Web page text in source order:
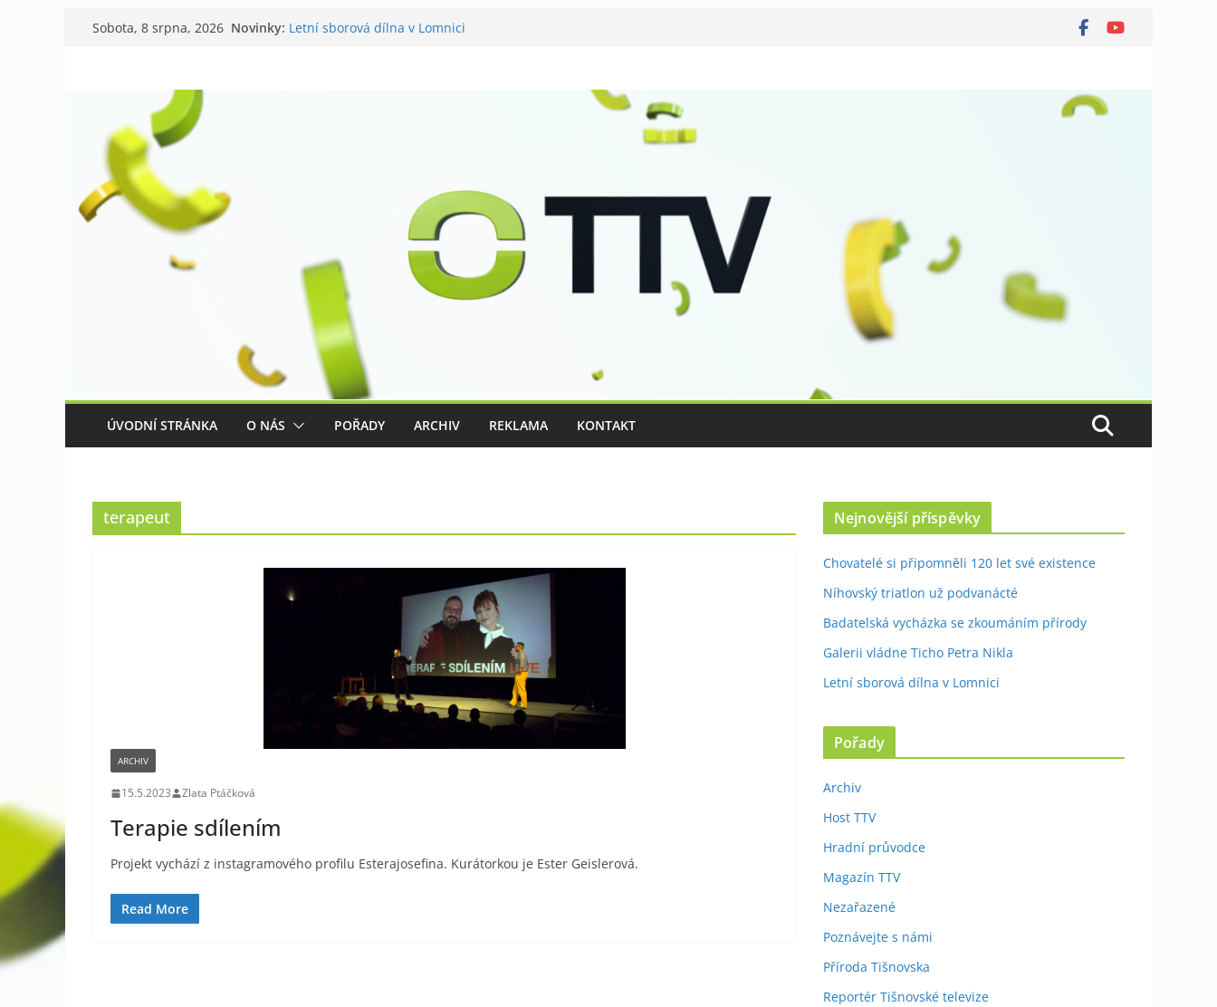
Přeskočit
Sobota, 8 srpna, 2026 Novinky: Letní sborová dílna v Lomnici
ÚVODNÍ STRÁNKA O NÁS POŘADY ARCHIV REKLAMA KONTAKT
terapeut
ARCHIV
15.5.2023 Zlata Ptáčková
Terapie sdílením
Projekt vychází z instagramového profilu Esterajosefina. Kurátorkou je Ester Geislerová.
Read More
Nejnovější příspěvky
Chovatelé si připomněli 120 let své existence
Níhovský triatlon už podvanácté
Badatelská vycházka se zkoumáním přírody
Galerii vládne Ticho Petra Nikla
Letní sborová dílna v Lomnici
Pořady
Archiv
Host TTV
Hradní průvodce
Magazín TTV
Nezařazené
Poznávejte s námi
Příroda Tišnovska
Reportér Tišnovské televize